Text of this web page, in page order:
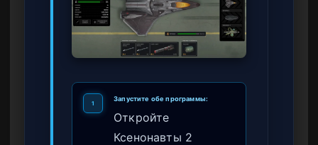
1
Запустите обе программы:
Откройте
Ксенонавты 2